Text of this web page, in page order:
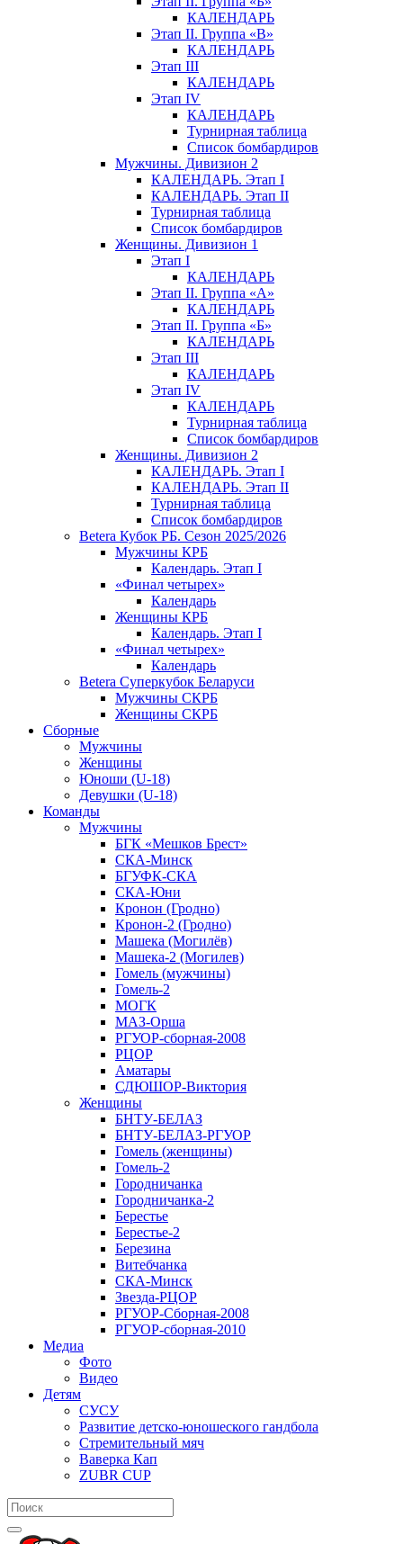
КАЛЕНДАРЬ
Этап II. Группа «В»
КАЛЕНДАРЬ
Этап III
КАЛЕНДАРЬ
Этап IV
КАЛЕНДАРЬ
Турнирная таблица
Список бомбардиров
Мужчины. Дивизион 2
КАЛЕНДАРЬ. Этап I
КАЛЕНДАРЬ. Этап II
Турнирная таблица
Список бомбардиров
Женщины. Дивизион 1
Этап I
КАЛЕНДАРЬ
Этап II. Группа «А»
КАЛЕНДАРЬ
Этап II. Группа «Б»
КАЛЕНДАРЬ
Этап III
КАЛЕНДАРЬ
Этап IV
КАЛЕНДАРЬ
Турнирная таблица
Список бомбардиров
Женщины. Дивизион 2
КАЛЕНДАРЬ. Этап I
КАЛЕНДАРЬ. Этап II
Турнирная таблица
Список бомбардиров
Betera Кубок РБ. Сезон 2025/2026
Мужчины КРБ
Календарь. Этап I
«Финал четырех»
Календарь
Женщины КРБ
Календарь. Этап I
«Финал четырех»
Календарь
Betera Суперкубок Беларуси
Мужчины СКРБ
Женщины СКРБ
Сборные
Мужчины
Женщины
Юноши (U-18)
Девушки (U-18)
Команды
Мужчины
БГК «Мешков Брест»
СКА-Минск
БГУФК-СКА
СКА-Юни
Кронон (Гродно)
Кронон-2 (Гродно)
Машека (Могилёв)
Машека-2 (Могилев)
Гомель (мужчины)
Гомель-2
МОГК
МАЗ-Орша
РГУОР-сборная-2008
РЦОР
Аматары
СДЮШОР-Виктория
Женщины
БНТУ-БЕЛАЗ
БНТУ-БЕЛАЗ-РГУОР
Гомель (женщины)
Гомель-2
Городничанка
Городничанка-2
Берестье
Берестье-2
Березина
Витебчанка
СКА-Минск
Звезда-РЦОР
РГУОР-Сборная-2008
РГУОР-сборная-2010
Медиа
Фото
Видео
Детям
СУСУ
Развитие детско-юношеского гандбола
Стремительный мяч
Ваверка Кап
ZUBR CUP